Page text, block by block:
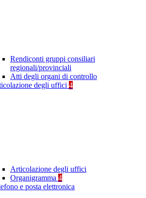
Rendiconti gruppi consiliari
regionali/provinciali
Atti degli organi di controllo
degli uffici 4
Articolazione degli uffici
Organigramma 4
e posta elettronica